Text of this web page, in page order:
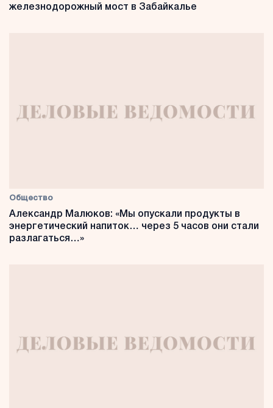
железнодорожный мост в Забайкалье
Общество
Александр Малюков: «Мы опускали продукты в
энергетический напиток… через 5 часов они стали
разлагаться…»